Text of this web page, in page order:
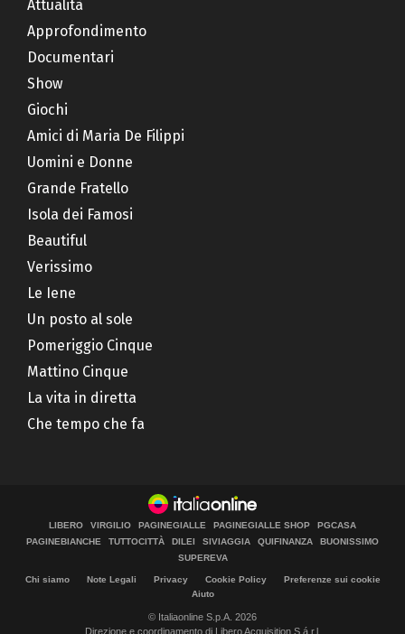
Attualità
Approfondimento
Documentari
Show
Giochi
Amici di Maria De Filippi
Uomini e Donne
Grande Fratello
Isola dei Famosi
Beautiful
Verissimo
Le Iene
Un posto al sole
Pomeriggio Cinque
Mattino Cinque
La vita in diretta
Che tempo che fa
LIBERO VIRGILIO PAGINEGIALLE PAGINEGIALLE SHOP
PGCASA
PAGINEBIANCHE
TUTTOCITTÀ DILEI SIVIAGGIA QUIFINANZA
BUONISSIMO
SUPEREVA
Chi siamo Note Legali Privacy Cookie Policy
Preferenze sui cookie
Aiuto
© Italiaonline S.p.A. 2026
Direzione e coordinamento di Libero Acquisition S.á r.l.